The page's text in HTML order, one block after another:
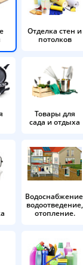
Отделка стен и
потолков
Товары для
сада и отдыха
водоотведение,
отопление.